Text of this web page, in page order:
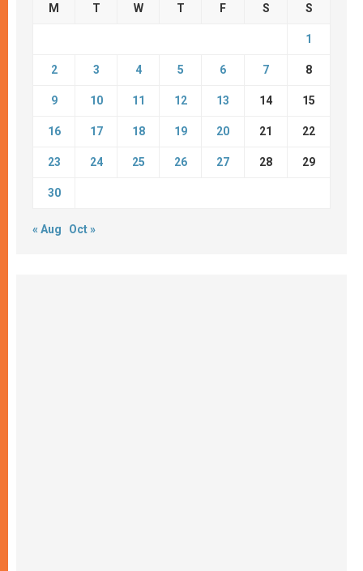
M T W T F S S
1
2 3 4 5 6 7 8
9 10 11 12 13 14 15
16 17 18 19 20 21 22
23 24 25 26 27 28 29
30
« Aug Oct »